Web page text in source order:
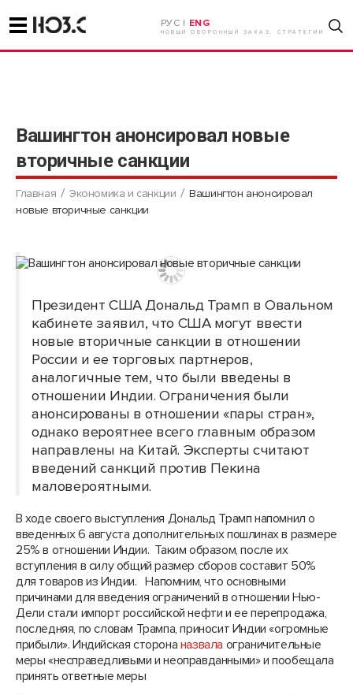
РУС | ENG
НОВЫЙ ОБОРОННЫЙ ЗАКАЗ. СТРАТЕГИИ
Вашингтон анонсировал новые
вторичные санкции
Главная Экономика и санкции
Вашингтон анонсировал
новые вторичные санкции
Президент США Дональд Трамп в Овальном
кабинете заявил, что США могут ввести
новые вторичные санкции в отношении
России и ее торговых партнеров,
аналогичные тем, что были введены в
отношении Индии. Ограничения были
анонсированы в отношении «пары стран»,
однако вероятнее всего главным образом
направлены на Китай. Эксперты считают
введений санкций против Пекина
маловероятными.
В ходе своего выступления Дональд Трамп напомнил о
введенных 6 августа дополнительных пошлинах в размере
25% в отношении Индии. Таким образом, после их
вступления в силу общий размер сборов составит 50%
для товаров из Индии. Напомним, что основными
причинами для введения ограничений в отношении Нью-
Дели стали импорт российской нефти и ее перепродажа,
последняя, по словам Трампа, приносит Индии «огромные
прибыли». Индийская сторона назвала ограничительные
меры «несправедливыми и неоправданными» и пообещала
принять ответные меры